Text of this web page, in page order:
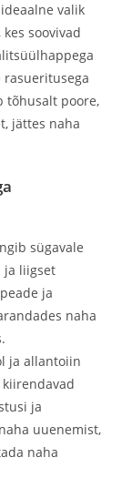
valik
soovivad
tõhusalt poore,
jättes naha
sügavale
ja liigset
ja
naha
ja allantoiin
ja
uuenemist,
naha